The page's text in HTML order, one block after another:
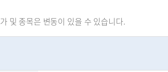
및 종목은 변동이 있을 수 있습니다.